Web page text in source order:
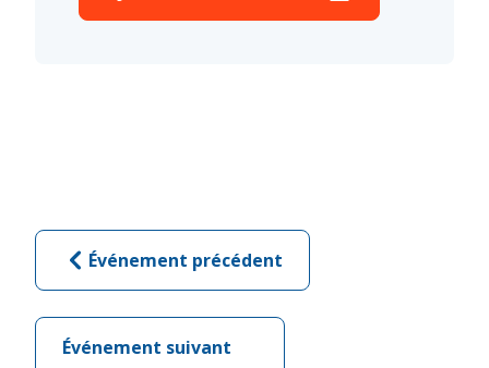
Événement précédent
Événement suivant